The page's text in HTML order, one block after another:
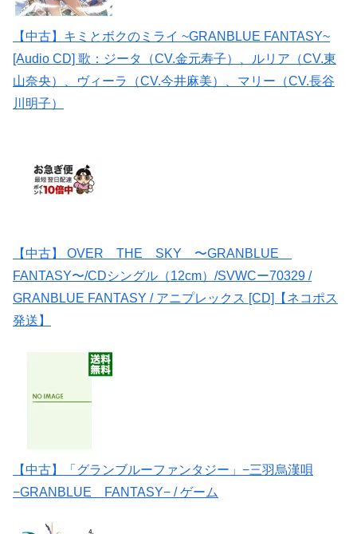
【中古】キミとボクのミライ ~GRANBLUE FANTASY~
[Audio CD] 歌：ジータ（CV.金元寿子）、ルリア（CV.東
山奈央）、ヴィーラ（CV.今井麻美）、マリー（CV.長谷
川明子）
【中古】 OVER THE SKY 〜GRANBLUE
FANTASY〜/CDシングル（12cm）/SVWCー70329 /
GRANBLUE FANTASY / アニプレックス [CD]【ネコポス
発送】
【中古】「グランブルーファンタジー」−三羽烏漢唄
−GRANBLUE FANTASY− / ゲーム